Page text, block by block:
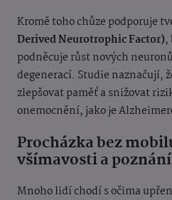
Kromě toho chůze podporuje
Derived Neurotrophic Factor),
podněcuje růst nových
degenerací. Studie naznačují,
zlepšovat paměť a snižovat
onemocnění, jako je
Procházka bez
všímavosti a poznání
Mnoho lidí chodí s očima